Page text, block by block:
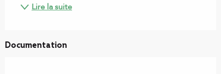
Lire la suite
Documentation